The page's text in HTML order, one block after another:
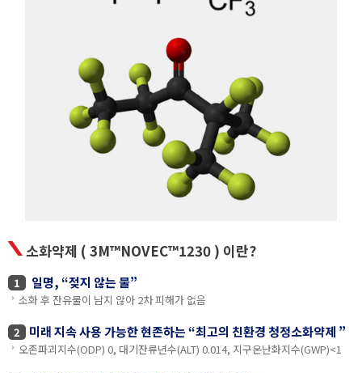
소화약제 ( 3M™NOVEC™1230 ) 이란?
1 일명, “젖지 않는 물”
소화 후 잔유물이 남지 않아 2차 피해가 없음
2 미래 지속 사용 가능한 현존하는 “최고의 친환경 청정소화약제 ”
오존파괴지수(ODP) 0, 대기잔류년수(ALT) 0.014, 지구온난화지수(GWP)<1